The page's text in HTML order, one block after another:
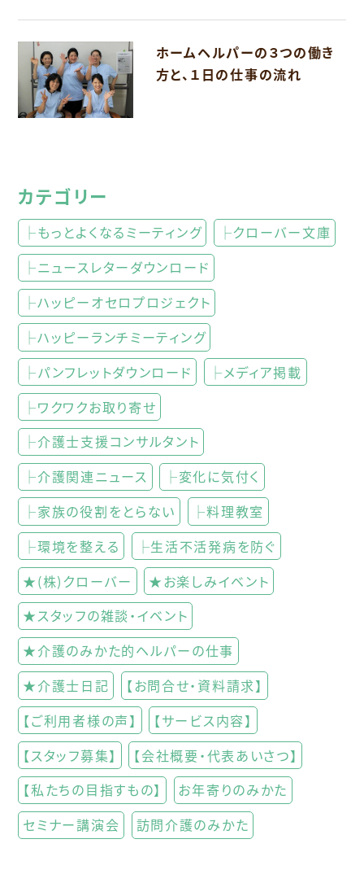
ホームヘルパーの３つの働き
方と、１日の仕事の流れ
カテゴリー
├もっとよくなるミーティング
├クローバー文庫
├ニュースレターダウンロード
├ハッピーオセロプロジェクト
├ハッピーランチミーティング
├パンフレットダウンロード
├メディア掲載
├ワクワクお取り寄せ
├介護士支援コンサルタント
├介護関連ニュース
├変化に気付く
├家族の役割をとらない
├料理教室
├環境を整える
├生活不活発病を防ぐ
★(株)クローバー
★お楽しみイベント
★スタッフの雑談・イベント
★介護のみかた的ヘルパーの仕事
★介護士日記
【お問合せ・資料請求】
【ご利用者様の声】
【サービス内容】
【スタッフ募集】
【会社概要・代表あいさつ】
【私たちの目指すもの】
お年寄りのみかた
セミナー講演会
訪問介護のみかた